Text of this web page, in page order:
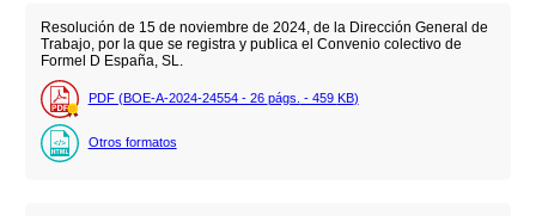
Resolución de 15 de noviembre de 2024, de la Dirección General de
Trabajo, por la que se registra y publica el Convenio colectivo de
Formel D España, SL.
PDF (BOE-A-2024-24554 - 26 págs. - 459 KB)
Otros formatos